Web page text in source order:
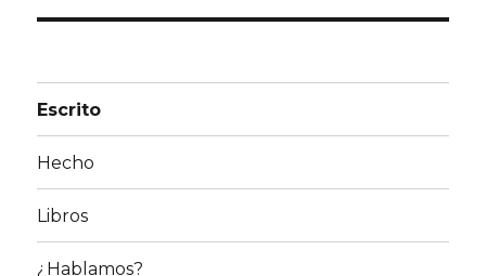
Escrito
Hecho
Libros
¿Hablamos?